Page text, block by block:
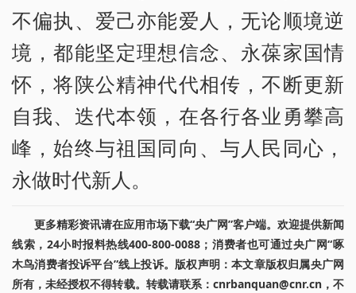
不偏执、爱己亦能爱人，无论顺境逆
境，都能坚定理想信念、永葆家国情
怀，将陕公精神代代相传，不断更新
自我、迭代本领，在各行各业勇攀高
峰，始终与祖国同向、与人民同心，
永做时代新人。
更多精彩资讯请在应用市场下载“央广网”客户端。欢迎提供新闻
线索，24小时报料热线400-800-0088；消费者也可通过央广网“啄
木鸟消费者投诉平台”线上投诉。版权声明：本文章版权归属央广网
所有，未经授权不得转载。转载请联系：cnrbanquan@cnr.cn，不